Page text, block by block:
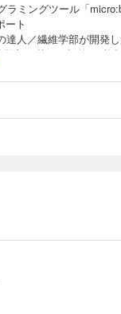
ラミングツール「
ート
達人／繊維学部が開発
験部／落ちる標的に“必
ゆく／ビーカーくん、
て？
事件簿 特別編／探検昆
製作所／押さえて離して